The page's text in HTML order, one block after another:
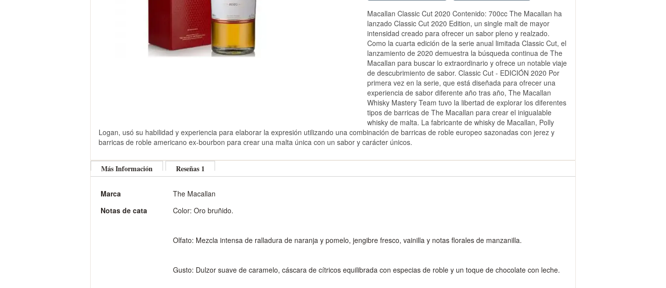
the
beginning
the
images
Macallan Classic Cut 2020 Contenido: 700cc The Macallan ha
lanzado Classic Cut 2020 Edition, un single malt de mayor
intensidad creado para ofrecer un sabor pleno y realzado.
Como la cuarta edición de la serie anual limitada Classic Cut, el
lanzamiento de 2020 demuestra la búsqueda continua de The
Macallan para buscar lo extraordinario y ofrece un notable viaje
de descubrimiento de sabor. Classic Cut - EDICIÓN 2020 Por
primera vez en la serie, que está diseñada para ofrecer una
experiencia de sabor diferente año tras año, The Macallan
Whisky Mastery Team tuvo la libertad de explorar los diferentes
tipos de barricas de The Macallan para crear el inigualable
whisky de malta. La fabricante de whisky de Macallan, Polly
Logan, usó su habilidad y experiencia para elaborar la expresión utilizando una combinación de barricas de roble europeo sazonadas con jerez y
barricas de roble americano ex-bourbon para crear una malta única con un sabor y carácter únicos.
Más Información
Más
Marca
The Macallan
Notas de cata
Color: Oro bruñido.
Olfato: Mezcla intensa de ralladura de naranja y pomelo, jengibre fresco, vainilla y notas florales de manzanilla.
Gusto: Dulzor suave de caramelo, cáscara de cítricos equilibrada con especias de roble y un toque de chocolate con leche.
Reseñas 1